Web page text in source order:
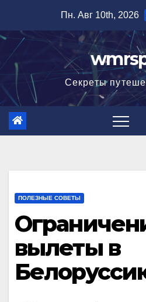
содержимому
Пн. Авг 10th, 2026
Секреты
ПОЛЕЗНЫЕ СОВЕТЫ
вылеты в